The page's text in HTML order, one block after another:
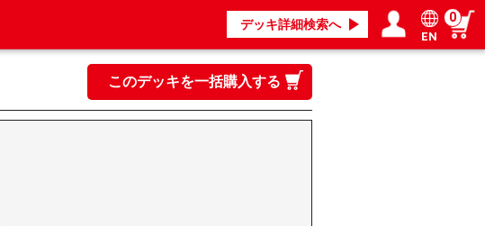
デッキ詳細検索へ
ログイン／会員登録
マイページ
EN
0
このデッキを一括購入する